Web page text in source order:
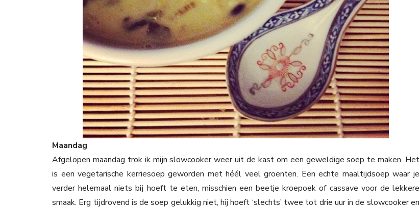
Maandag
Afgelopen maandag trok ik mijn slowcooker weer uit de kast om een geweldige soep te maken. Het
is een vegetarische kerriesoep geworden met héél veel groenten. Een echte maaltijdsoep waar je
verder helemaal niets bij hoeft te eten, misschien een beetje kroepoek of cassave voor de lekkere
smaak. Erg tijdrovend is de soep gelukkig niet, hij hoeft ‘slechts’ twee tot drie uur in de slowcooker en